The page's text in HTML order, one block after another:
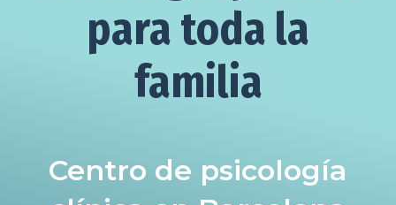
para toda la
familia
Centro de psicología